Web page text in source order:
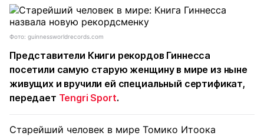
Фото: guinnessworldrecords.com
Представители Книги рекордов Гиннесса
посетили самую старую женщину в мире из ныне
живущих и вручили ей специальный сертификат,
передает Tengri Sport.
Старейший человек в мире Томико Итоока